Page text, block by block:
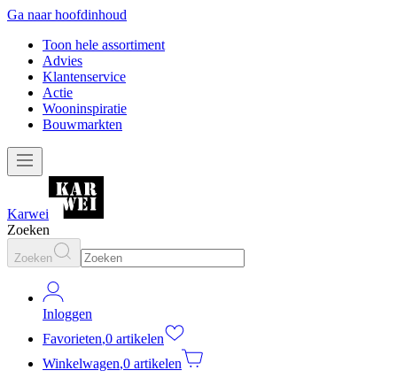
Ga naar hoofdinhoud
Toon hele assortiment
Advies
Klantenservice
Actie
Wooninspiratie
Bouwmarkten
Karwei
Zoeken
Zoeken
Inloggen
Favorieten,0 artikelen
Winkelwagen,0 artikelen